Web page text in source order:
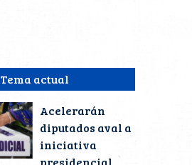
Tema actual
Acelerarán
diputados aval a
iniciativa
presidencial